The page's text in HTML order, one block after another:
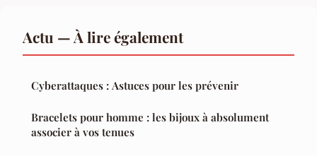
Actu — À lire également
Cyberattaques : Astuces pour les prévenir
Bracelets pour homme : les bijoux à absolument
associer à vos tenues